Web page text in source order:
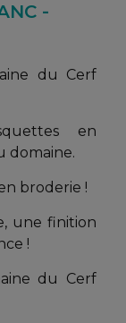
-
du Cerf
en
domaine.
broderie !
une finition
!
du Cerf